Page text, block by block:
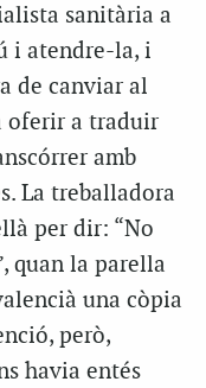
sanitària a
i atendre-la, i
de canviar al
oferir a traduir
amb
La treballadora
per dir: “No
quan la parella
una còpia
però,
havia entés